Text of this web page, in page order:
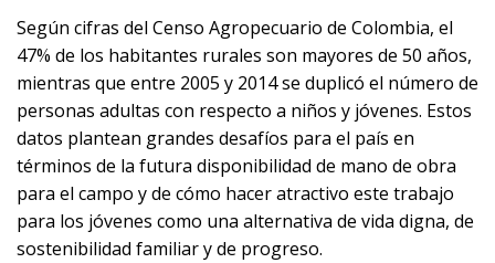
Según cifras del Censo Agropecuario de Colombia, el
47% de los habitantes rurales son mayores de 50 años,
mientras que entre 2005 y 2014 se duplicó el número de
personas adultas con respecto a niños y jóvenes. Estos
datos plantean grandes desafíos para el país en
términos de la futura disponibilidad de mano de obra
para el campo y de cómo hacer atractivo este trabajo
para los jóvenes como una alternativa de vida digna, de
sostenibilidad familiar y de progreso.